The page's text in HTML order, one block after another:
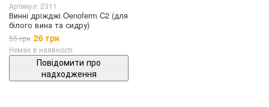
Артикул: 2311
Винні дріжджі Oenoferm C2 (для
білого вина та сидру)
55 грн 26 грн
Немає в наявності
Повідомити про
надходження